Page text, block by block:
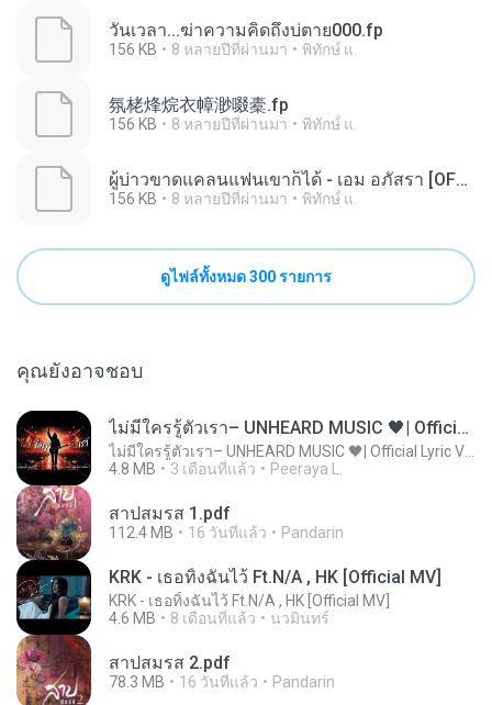
วันเวลา...ฆ่าความคิดถึงบ่ตาย000.fp
156 KB 8 หลายปีที่ผ่านมา พิทักษ์ื แ.
氛栳烽烷衣幛渺啜橐.fp
156 KB 8 หลายปีที่ผ่านมา พิทักษ์ื แ.
ผู้บ่าวขาดแคลนแฟนเขาก็ได้ - เอม อภัสรา [OFFICIAL Audio].fp
156 KB 8 หลายปีที่ผ่านมา พิทักษ์ื แ.
ดูไฟล์ทั้งหมด 300 รายการ
คุณยังอาจชอบ
ไม่มีใครรู้ตัวเรา– UNHEARD MUSIC 🖤| Official Lyric Video | เพลงสู้ชีวิต
4.8 MB
3 เดือนที่แล้ว Peeraya L.
สาปสมรส 1.pdf
112.4 MB 16 วันที่แล้ว Pandarin
KRK - เธอทิ้งฉันไว้ Ft.N/A , HK [Official MV]
KRK - เธอทิ้งฉันไว้ Ft.N/A , HK [Official MV]
4.6 MB
8 เดือนที่แล้ว นวมินทร์
สาปสมรส 2.pdf
78.3 MB 16 วันที่แล้ว Pandarin